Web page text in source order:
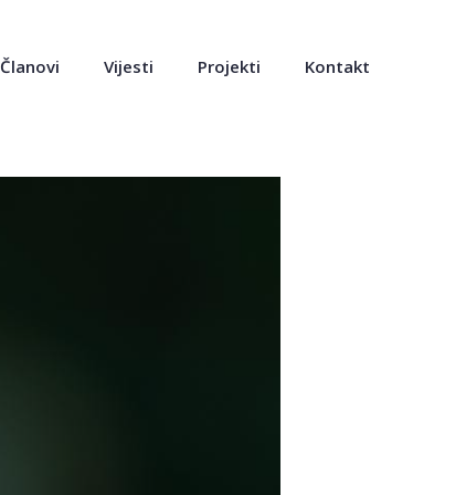
Članovi Vijesti Projekti Kontakt